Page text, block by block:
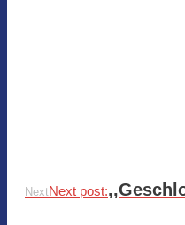
NextNext post: